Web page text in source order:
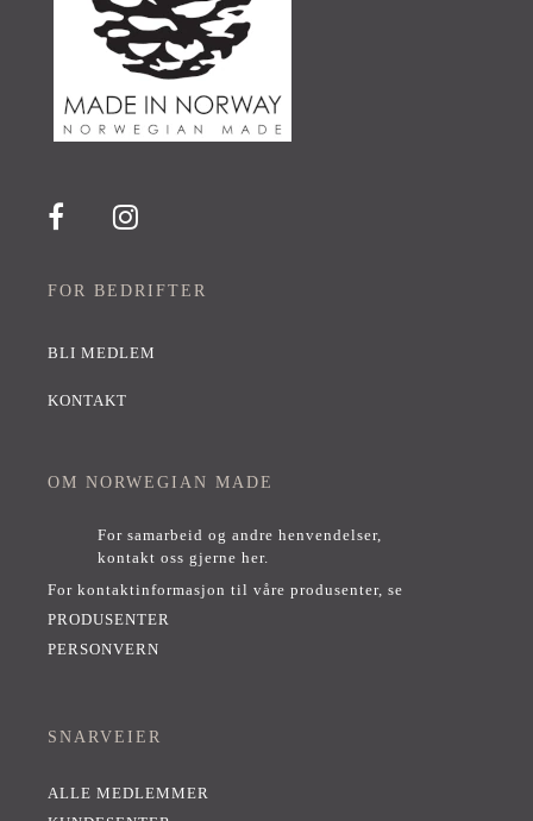
FOR BEDRIFTER
BLI MEDLEM
KONTAKT
OM NORWEGIAN MADE
For samarbeid og andre henvendelser,
kontakt oss gjerne her.
For kontaktinformasjon til våre produsenter, se
PRODUSENTER
PERSONVERN
SNARVEIER
ALLE MEDLEMMER